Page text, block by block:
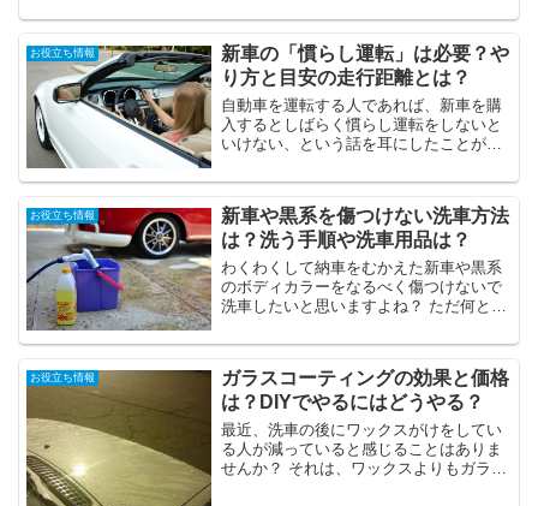
ます。 ここでは、水平対向エンジンのメ
メーカーについて解説...
お役立ち情報
新車の「慣らし運転」は必要？や
り方と目安の走行距離とは？
自動車を運転する人であれば、新車を購
入するとしばらく慣らし運転をしないと
いけない、という話を耳にしたことがあ
といわれていても、慣らし運転は必要な
いといわれることもあり、どちらが正し
いのかわからないという...
お役立ち情報
新車や黒系を傷つけない洗車方法
は？洗う手順や洗車用品は？
わくわくして納車をむかえた新車や黒系
のボディカラーをなるべく傷つけないで
洗車したいと思いますよね？ ただ何とな
ダメージを与えてしまう可能性がありま
車方法ですと、すぐに...
お役立ち情報
ガラスコーティングの効果と価格
は？DIYでやるにはどうやる？
最近、洗車の後にワックスがけをしてい
る人が減っていると感じることはありま
せんか？ それは、ワックスよりもガラス